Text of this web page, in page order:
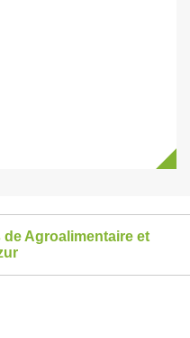
Agroalimentaire et